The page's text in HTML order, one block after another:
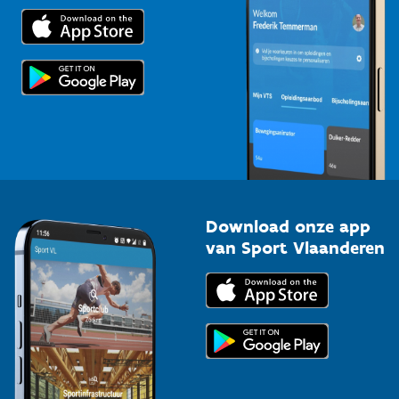
Trainers en begeleiders
Topsporters
Voor de pers
Download onze app
van Sport Vlaanderen